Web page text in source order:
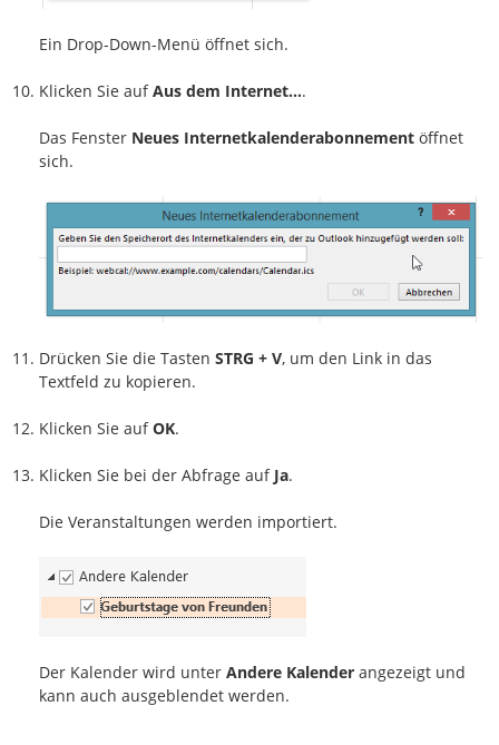
Ein Drop-Down-Menü öffnet sich.
Klicken Sie aufAus dem Internet….
Das Fenster Neues Internetkalenderabonnement öffnet
sich.
Drücken Sie die Tasten STRG + V, um den Link in das
Textfeld zu kopieren.
Klicken Sie aufOK.
Klicken Sie bei der Abfrage auf Ja.
Die Veranstaltungen werden importiert.
Der Kalender wird unter Andere Kalender angezeigt und
kann auch ausgeblendet werden.